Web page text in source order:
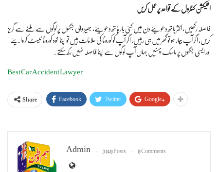
انفیکشن کنٹرول کے قواعد پر عمل کریں
فاصلہ رکھیں، اکثر ہاتھ دھویئے دن میں کئی بار ہاتھ دھویئے، بھیڑ والی جگہوں پر لوگوں سے ملنے سے گریز
کریں، اگر آپ بیمار ہو تو گھر میں ہی رہیں، اگر آپ کو کورونا کی علامات ہیں تو اپنا خود کورونا ٹیسٹ کروایئے
اور ایسی جگہوں پر ماسک پہنیں جہاں آپ لوگوں سے اپنا فاصلہ نہیں رکھ سکتے۔
Best Car Accident Lawyer
Share Facebook Twitter Google+
Admin 3140 Posts 0 Comments